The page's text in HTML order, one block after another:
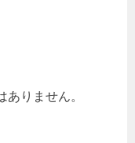
りません。